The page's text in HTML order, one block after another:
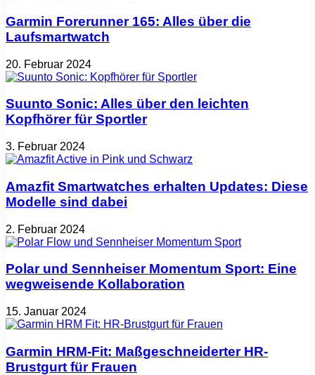
Garmin Forerunner 165: Alles über die
Laufsmartwatch
20. Februar 2024
Suunto Sonic: Alles über den leichten
Kopfhörer für Sportler
3. Februar 2024
Amazfit Smartwatches erhalten Updates: Diese
Modelle sind dabei
2. Februar 2024
Polar und Sennheiser Momentum Sport: Eine
wegweisende Kollaboration
15. Januar 2024
Garmin HRM-Fit: Maßgeschneiderter HR-
Brustgurt für Frauen